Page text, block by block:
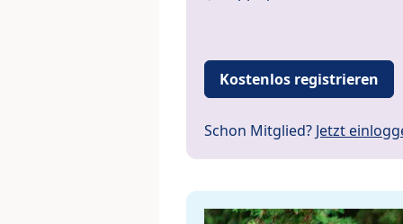
Kostenlos registrieren
Schon Mitglied? Jetzt